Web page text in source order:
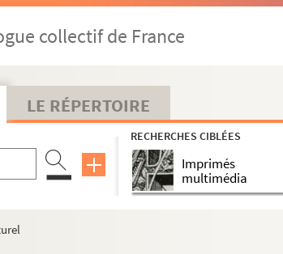
collectif de France
LE RÉPERTOIRE
RECHERCHES CIBLÉES
Imprimés
multimédia